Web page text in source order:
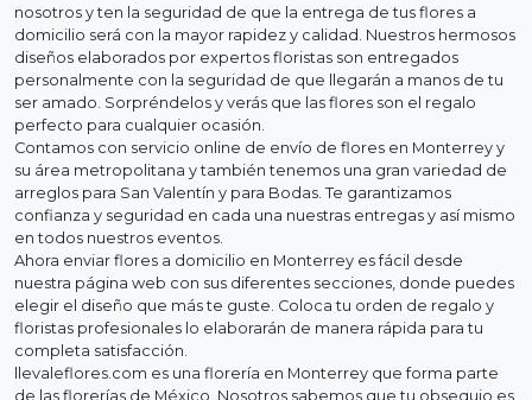
nosotros y ten la seguridad de que la entrega de tus flores a
domicilio será con la mayor rapidez y calidad. Nuestros hermosos
diseños elaborados por expertos floristas son entregados
personalmente con la seguridad de que llegarán a manos de tu
ser amado. Sorpréndelos y verás que las flores son el regalo
perfecto para cualquier ocasión.
Contamos con servicio online de envío de flores en Monterrey y
su área metropolitana y también tenemos una gran variedad de
arreglos para San Valentín y para Bodas. Te garantizamos
confianza y seguridad en cada una nuestras entregas y así mismo
en todos nuestros eventos.
Ahora enviar flores a domicilio en Monterrey es fácil desde
nuestra página web con sus diferentes secciones, donde puedes
elegir el diseño que más te guste. Coloca tu orden de regalo y
floristas profesionales lo elaborarán de manera rápida para tu
completa satisfacción.
llevaleflores.com es una florería en Monterrey que forma parte
de las florerías de México. Nosotros sabemos que tu obsequio es